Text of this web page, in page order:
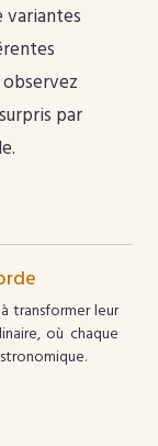
variantes
par
transformer leur
où chaque